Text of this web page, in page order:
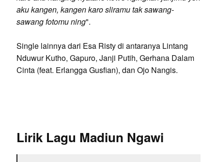
aku kangen, kangen karo sliramu tak sawang-
sawang fotomu ning".
Single lainnya dari Esa Risty di antaranya Lintang
Nduwur Kutho, Gapuro, Janji Putih, Gerhana Dalam
Cinta (feat. Erlangga Gusfian), dan Ojo Nangis.
Lirik Lagu Madiun Ngawi